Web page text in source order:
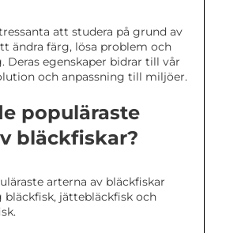
att studera på grund av
ändra färg, lösa problem och
Deras egenskaper bidrar till vår
och anpassning till miljöer.
populäraste
bläckfiskar?
arterna av bläckfiskar
bläckfisk, jättebläckfisk och